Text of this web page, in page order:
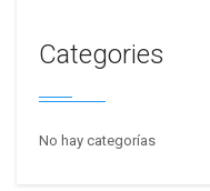
Categories
No hay categorías